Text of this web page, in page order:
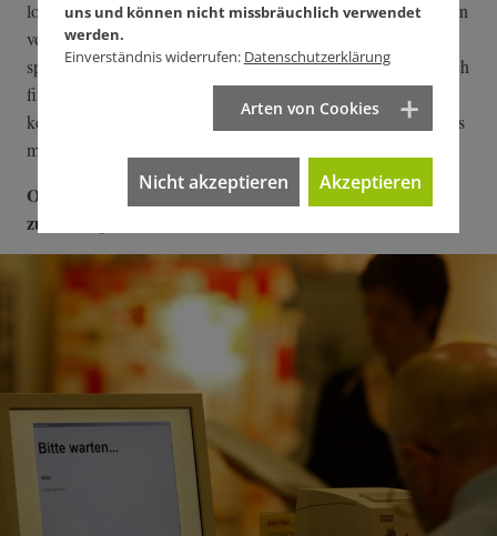
logisch. Wenn ich ein Geheimdienst wäre und jeden Tag Daten
von Hunderten Millionen von Nutzern analysiere, wäre ja die
spannende Frage: Wer davon ist jetzt besonders interessant? Ich
finde aber: Die Schlussfolgerung kann nicht sein, dass man
keine digitale Selbstverteidigung betreibt. Sondern schaut, dass
möglichst viele das machen.
Oft hört man aber von Mitmenschen, sie hätten gar nichts
zu verbergen.
uns und können nicht missbräuchlich verwendet
werden.
Einverständnis widerrufen: Datenschutzerklärung
Arten von Cookies
Nicht akzeptieren Akzeptieren